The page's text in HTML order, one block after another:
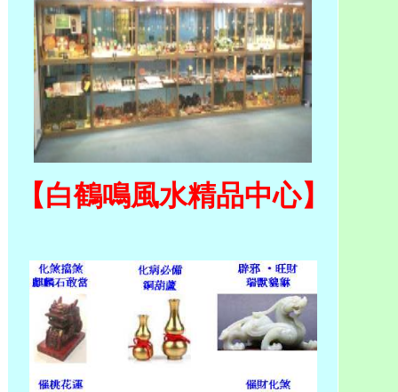
【白鶴鳴風水精品中心】